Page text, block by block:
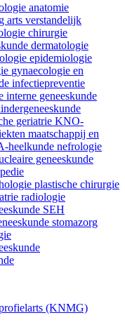
anatomie
arts verstandelijk
chirurgie
dermatologie
epidemiologie
gynaecologie en
infectiepreventie
interne geneeskunde
geriatrie KNO-
maatschappij en
heelkunde nefrologie
geneeskunde
plastische chirurgie
radiologie
SEH
stomazorg
(KNMG)